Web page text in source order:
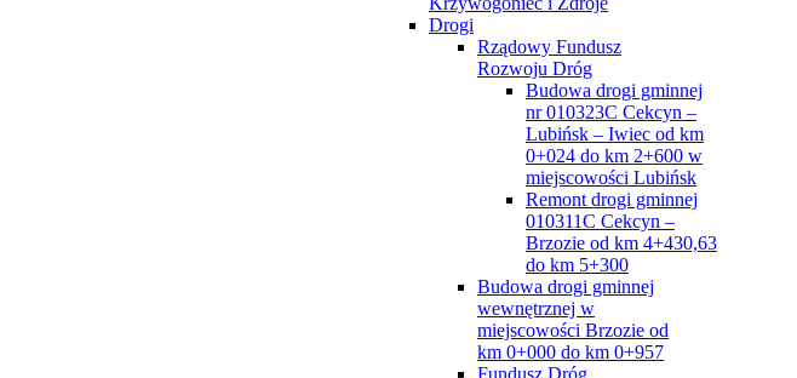
Drogi
Rządowy Fundusz
Rozwoju Dróg
Budowa drogi gminnej
nr 010323C Cekcyn –
Lubińsk – Iwiec od km
0+024 do km 2+600 w
miejscowości Lubińsk
Remont drogi gminnej
010311C Cekcyn –
Brzozie od km 4+430,63
do km 5+300
Budowa drogi gminnej
wewnętrznej w
miejscowości Brzozie od
km 0+000 do km 0+957
Fundusz Dróg